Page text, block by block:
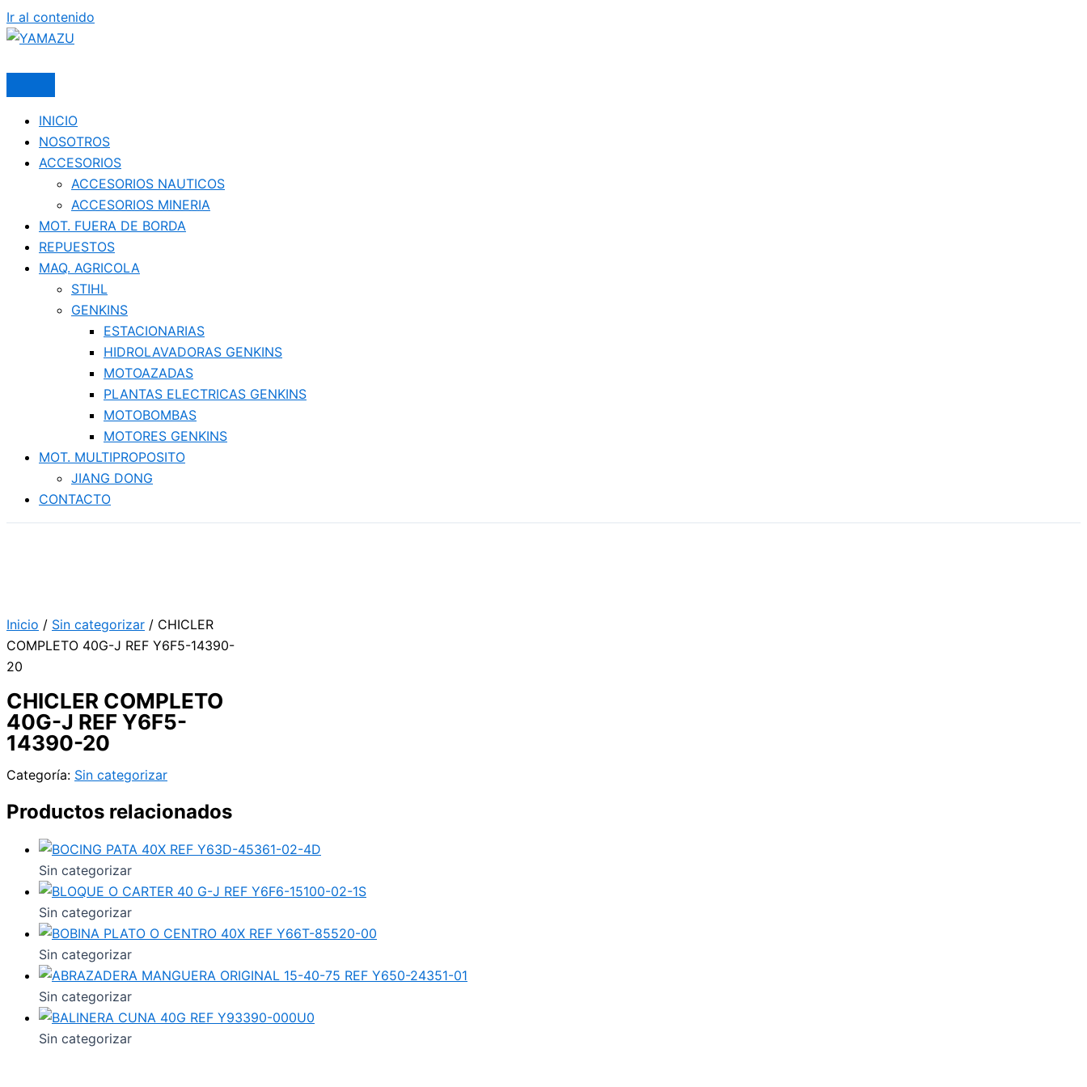
Ir al contenido
INICIO
NOSOTROS
ACCESORIOS
ACCESORIOS NAUTICOS
ACCESORIOS MINERIA
MOT. FUERA DE BORDA
REPUESTOS
MAQ. AGRICOLA
STIHL
GENKINS
ESTACIONARIAS
HIDROLAVADORAS GENKINS
MOTOAZADAS
PLANTAS ELECTRICAS GENKINS
MOTOBOMBAS
MOTORES GENKINS
MOT. MULTIPROPOSITO
JIANG DONG
CONTACTO
Inicio / Sin categorizar / CHICLER
COMPLETO 40G-J REF Y6F5-14390-
20
CHICLER COMPLETO
40G-J REF Y6F5-
14390-20
Categoría: Sin categorizar
Productos relacionados
Sin categorizar
Sin categorizar
Sin categorizar
Sin categorizar
Sin categorizar